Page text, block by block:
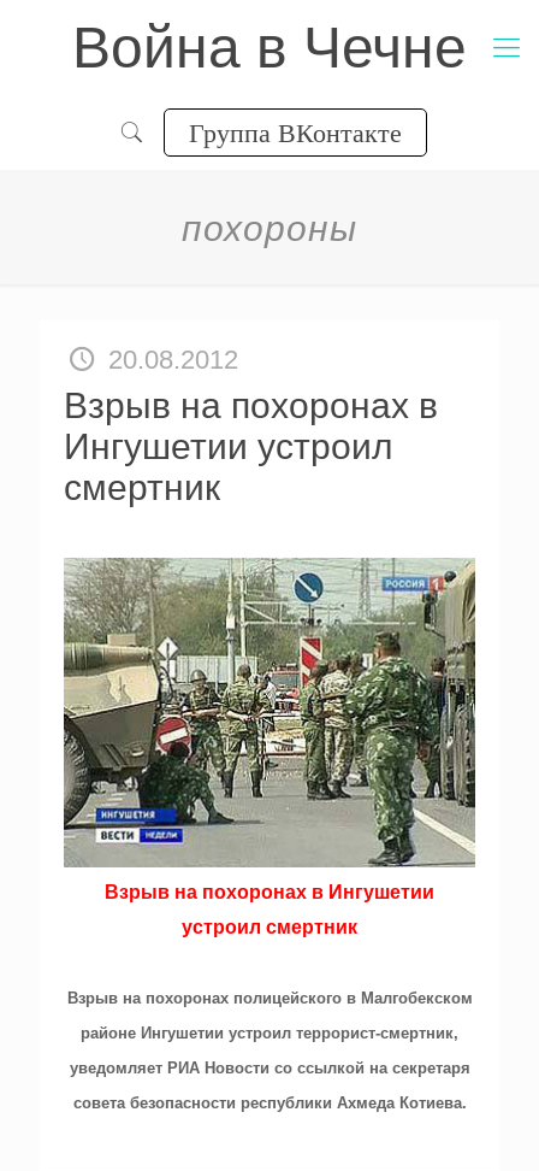
Война в Чечне
Группа ВКонтакте
похороны
20.08.2012
Взрыв на похоронах в
Ингушетии устроил
смертник
Взрыв на похоронах в Ингушетии
устроил смертник
Взрыв на похоронах полицейского в Малгобекском
районе Ингушетии устроил террорист-смертник,
уведомляет РИА Новости со ссылкой на секретаря
совета безопасности республики Ахмеда Котиева.